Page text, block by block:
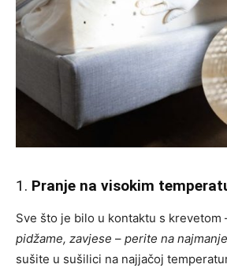
1. Pranje na visokim
Sve što je bilo u kontaktu s krevetom
pidžame, zavjese – perite na
sušite u sušilici na najjačoj